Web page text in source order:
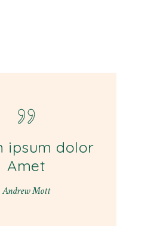
ipsum dolor
Amet
Andrew Mott